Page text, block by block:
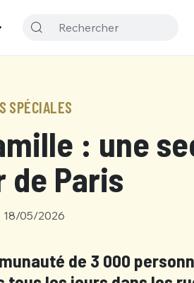
SPÉCIALES
: une
Paris
18/05/2026
de 3 000